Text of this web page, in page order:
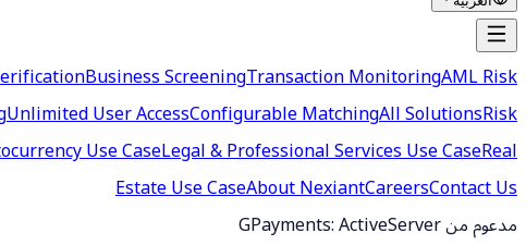
Business ScreeningTransaction MonitoringAML Risk
Unlimited User AccessConfigurable MatchingAll SolutionsRisk
Use CaseLegal & Professional Services Use CaseReal
Estate Use CaseAbout NexiantCareersContact Us
مدعوم من GPayments: ActiveServer